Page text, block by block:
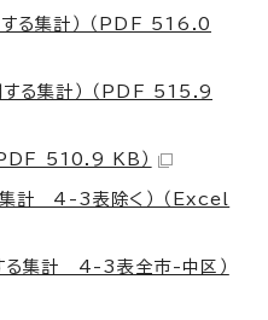
する集計） （PDF 516.0
する集計） （PDF 515.9
PDF 510.9 KB）
集計 4-3表除く） （Excel
る集計 4-3表全市-中区）